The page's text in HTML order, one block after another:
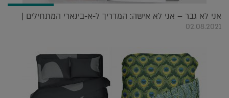
אני לא גבר – אני לא אישה: המדריך ל-א-בינארי המתחילים |
02.08.2021